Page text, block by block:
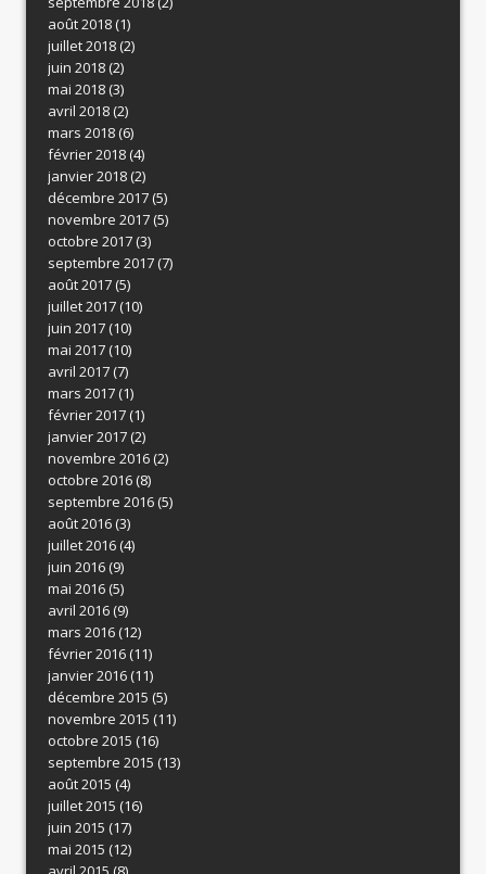
août 2018(1)
juillet 2018(2)
juin 2018(2)
mai 2018(3)
avril 2018(2)
mars 2018(6)
février 2018(4)
janvier 2018(2)
décembre 2017(5)
novembre 2017(5)
octobre 2017(3)
septembre 2017(7)
août 2017(5)
juillet 2017(10)
juin 2017(10)
mai 2017(10)
avril 2017(7)
mars 2017(1)
février 2017(1)
janvier 2017(2)
novembre 2016(2)
octobre 2016(8)
septembre 2016(5)
août 2016(3)
juillet 2016(4)
juin 2016(9)
mai 2016(5)
avril 2016(9)
mars 2016(12)
février 2016(11)
janvier 2016(11)
décembre 2015 (5)
novembre 2015 (11)
octobre 2015 (16)
septembre 2015 (13)
août 2015 (4)
juillet 2015 (16)
juin 2015 (17)
mai 2015 (12)